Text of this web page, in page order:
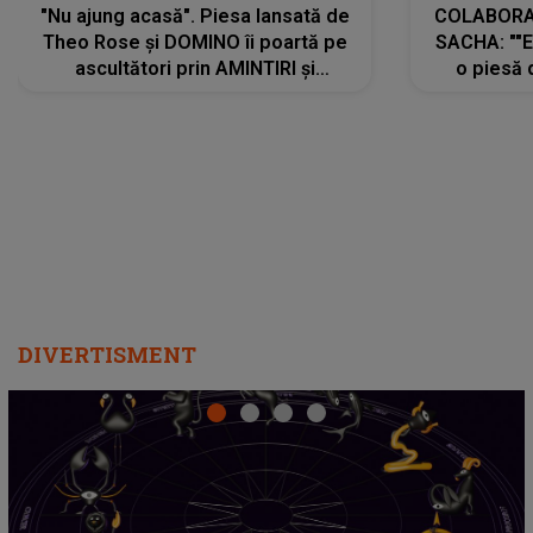
"Nu ajung acasă". Piesa lansată de
Theo Rose și DOMINO îi poartă pe
ascultători prin AMINTIRI și
SACHA:
o piesă
DIVERTISMENT